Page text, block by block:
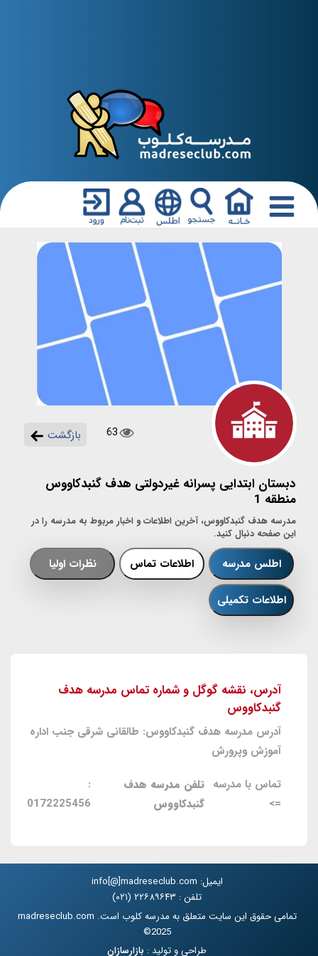
بازگشت 63
دبستان ابتدایی پسرانه غیردولتی هدف گنبدکاووس
منطقه 1
مدرسه هدف گنبدکاووس، آخرین اطلاعات و اخبار مربوط به مدرسه را در
این صفحه دنبال کنید.
اطلس مدرسه اطلاعات تماس نظرات اولیا
اطلاعات تکمیلی
آدرس، نقشه گوگل و شماره تماس مدرسه هدف
گنبدکاووس
آدرس مدرسه هدف گنبدکاووس: طالقانی شرقی جنب اداره
آموزش وپرورش
تماس با مدرسه
=>
تلفن مدرسه هدف
گنبدکاووس
:
0172225456
ایمیل: info[@]madreseclub.com
تلفن : ۲۲۶۸۹۶۴۳ (۰۲۱)
تمامی حقوق این سایت متعلق به مدرسه کلوب است. madreseclub.com
2025©
طراحی و تولید : بازارسازان